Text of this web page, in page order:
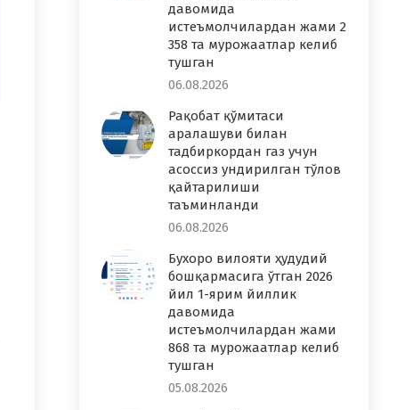
давомида
истеъмолчилардан жами 2
358 та мурожаатлар келиб
тушган
06.08.2026
Рақобат қўмитаси
аралашуви билан
тадбиркордан газ учун
асоссиз ундирилган тўлов
қайтарилиши
таъминланди
06.08.2026
Бухоро вилояти ҳудудий
бошқармасига ўтган 2026
йил 1-ярим йиллик
давомида
истеъмолчилардан жами
868 та мурожаатлар келиб
тушган
05.08.2026